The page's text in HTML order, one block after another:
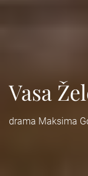
Vasa
drama Maksima